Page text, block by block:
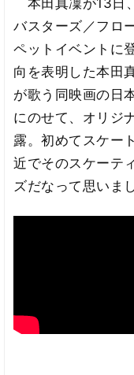
バスターズ／フロ
ペットイベントに
向を表明した本田
が歌う同映画の日
にのせて、オリジ
露。初めてスケー
近でそのスケーテ
ズだなって思いま